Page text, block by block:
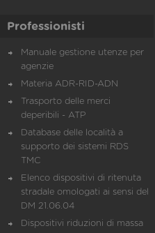
Professionisti
Manuale gestione utenze per
agenzie
Materia ADR-RID-ADN
Trasporto delle merci
deperibili - ATP
Database delle località a
supporto dei sistemi RDS
TMC
Elenco dispositivi di ritenuta
stradale omologati ai sensi del
DM 21.06.04
Dispositivi riduzioni di massa